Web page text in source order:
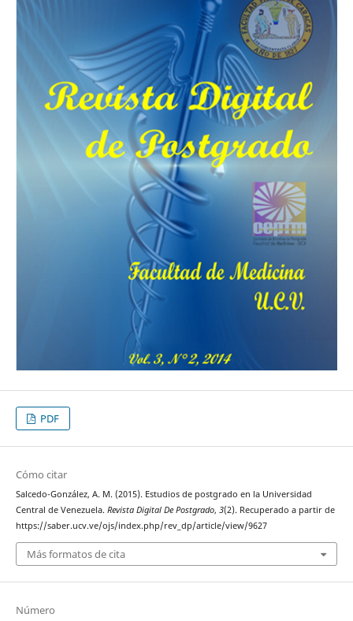
PDF
Cómo citar
Salcedo-González, A. M. (2015). Estudios de postgrado en la Universidad
Central de Venezuela. Revista Digital De Postgrado, 3(2). Recuperado a partir de
https://saber.ucv.ve/ojs/index.php/rev_dp/article/view/9627
Más formatos de cita
Número